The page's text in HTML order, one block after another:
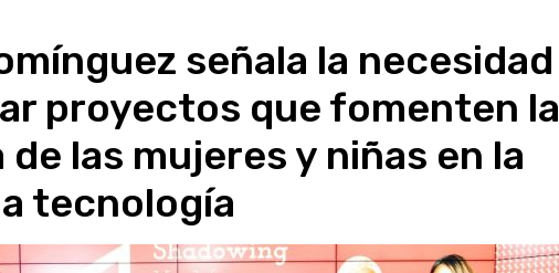
señala la necesidad
proyectos que fomenten la
las mujeres y niñas en la
tecnología